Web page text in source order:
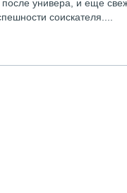
универа, и еще
соискателя....